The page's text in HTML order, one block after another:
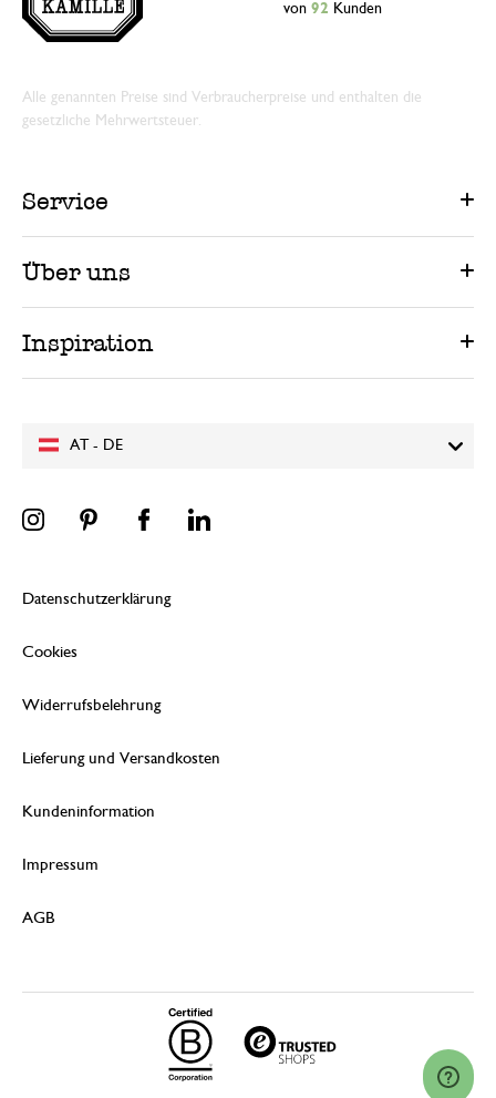
AT - DE
von 92 Kunden
Alle genannten Preise sind Verbraucherpreise und enthalten die
gesetzliche Mehrwertsteuer.
Service
Über uns
Inspiration
Datenschutzerklärung
Cookies
Widerrufsbelehrung
Lieferung und Versandkosten
Kundeninformation
Impressum
AGB